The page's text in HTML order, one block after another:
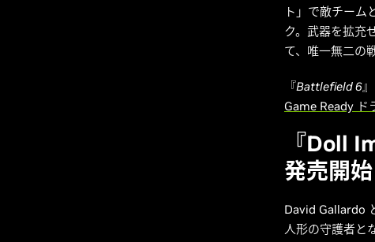
ト」で敵チーム
ク。武器を拡充
て、唯一無二の
『Battlefield 6
Game Ready ド
『Doll
発売開始
David Gallardo
人形の守護者と